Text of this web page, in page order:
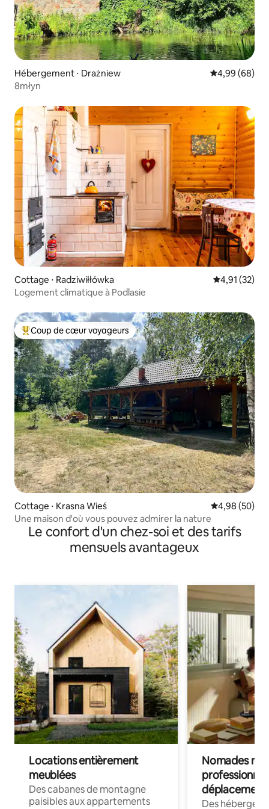
Hébergement ⋅ Drażniew Évaluation
4,99 (68)
8młyn
Cottage ⋅ Radziwiłłówka Évaluation
4,91 (32)
Logement climatique à Podlasie
Coups de cœur voyageurs les plus appréciés
Coup de cœur voyageurs
Cottage ⋅ Krasna Wieś Évaluation
4,98 (50)
Une maison d'où vous pouvez admirer la nature
Le confort d'un chez-soi et des tarifs
mensuels avantageux
Locations entièrement
meublées
Des cabanes de montagne
paisibles aux appartements
Nomades
déplacement
Des